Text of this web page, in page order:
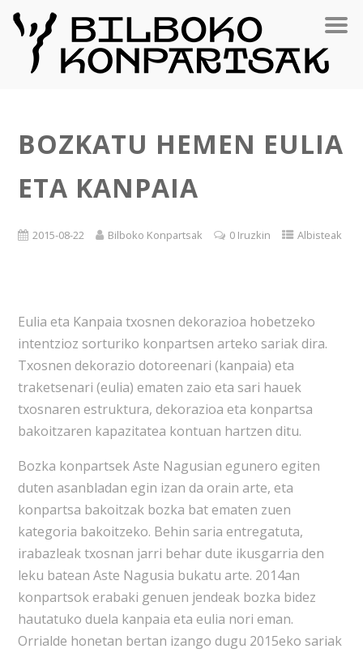
BOZKATU HEMEN EULIA
ETA KANPAIA
2015-08-22 Bilboko Konpartsak 0 Iruzkin Albisteak
Eulia eta Kanpaia txosnen dekorazioa hobetzeko
intentzioz sorturiko konpartsen arteko sariak dira.
Txosnen dekorazio dotoreenari (kanpaia) eta
traketsenari (eulia) ematen zaio eta sari hauek
txosnaren estruktura, dekorazioa eta konpartsa
bakoitzaren kapazitatea kontuan hartzen ditu.
Bozka konpartsek Aste Nagusian egunero egiten
duten asanbladan egin izan da orain arte, eta
konpartsa bakoitzak bozka bat ematen zuen
kategoria bakoitzeko. Behin saria entregatuta,
irabazleak txosnan jarri behar dute ikusgarria den
leku batean Aste Nagusia bukatu arte. 2014an
konpartsok erabaki genuen jendeak bozka bidez
hautatuko duela kanpaia eta eulia nori eman.
Orrialde honetan bertan izango dugu 2015eko sariak